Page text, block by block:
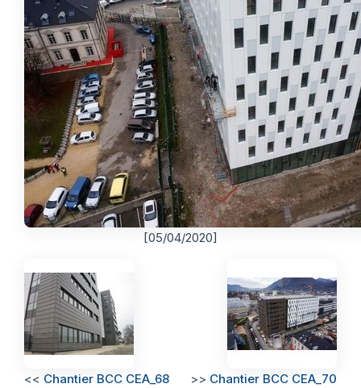
[05/04/2020]
<< Chantier BCC CEA_68 >> Chantier BCC CEA_70